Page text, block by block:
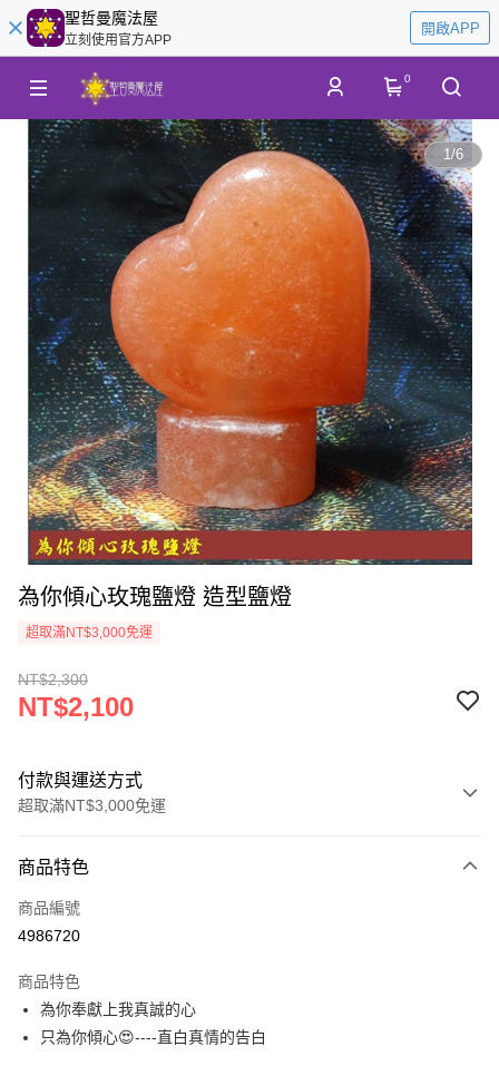
聖哲曼魔法屋
立刻使用官方APP
開啟APP
0
1/6
為你傾心玫瑰鹽燈 造型鹽燈
超取滿NT$3,000免運
NT$2,300
NT$2,100
付款與運送方式
超取滿NT$3,000免運
信用卡一次付款
超商取貨付款
Apple Pay
街口支付
商品特色
商品編號
4986720
商品特色
為你奉獻上我真誠的心
只為你傾心😍----直白真情的告白